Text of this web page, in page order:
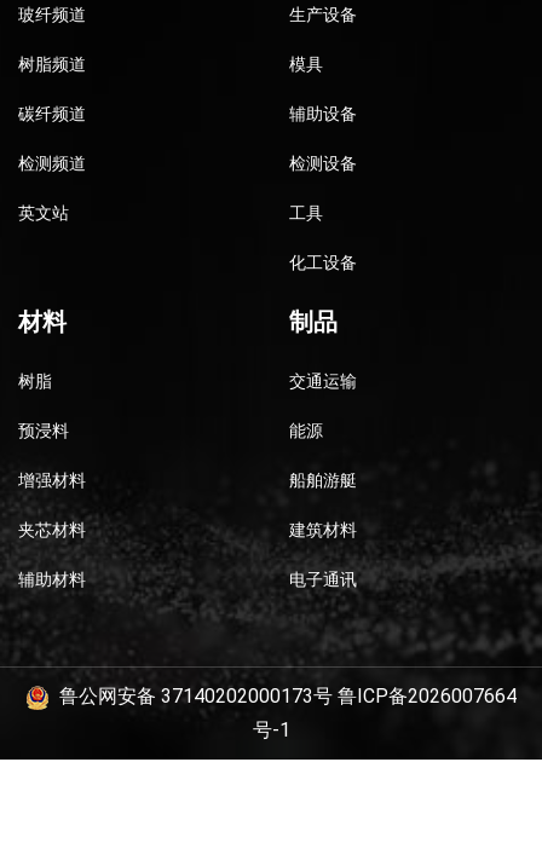
玻纤频道
树脂频道
碳纤频道
检测频道
英文站
生产设备
模具
辅助设备
检测设备
工具
化工设备
材料
树脂
预浸料
增强材料
夹芯材料
辅助材料
制品
交通运输
能源
船舶游艇
建筑材料
电子通讯
鲁公网安备 37140202000173号 鲁ICP备2026007664
号-1